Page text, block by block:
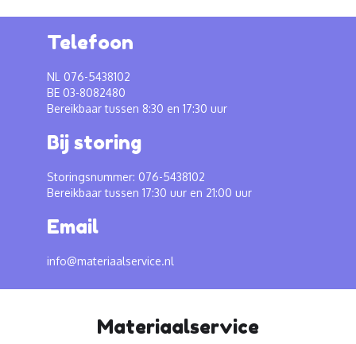
Telefoon
NL 076-5438102
BE 03-8082480
Bereikbaar tussen 8:30 en 17:30 uur
Bij storing
Storingsnummer: 076-5438102
Bereikbaar tussen 17:30 uur en 21:00 uur
Email
info@materiaalservice.nl
Materiaalservice